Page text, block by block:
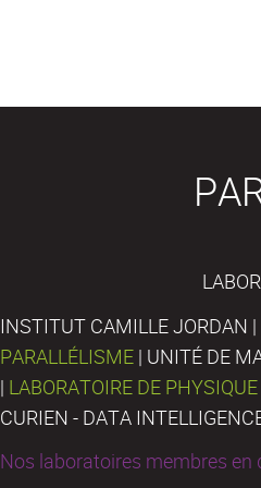
INSTITUT CAMILLE JORDAN |
PARALLÉLISME | UNITÉ DE
| LABORATOIRE DE
CURIEN - DATA
Nos laboratoires membres en